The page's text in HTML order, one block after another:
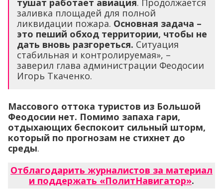
тушат работает авиация. Продолжается
заливка площадей для полной
ликвидации пожара. Основная задача –
это пеший обход территории, чтобы не
дать вновь разгореться. Ситуация
стабильная и контролируемая», –
заверил глава администрации Феодосии
Игорь Ткаченко.
Массового оттока туристов из Большой
Феодосии нет. Помимо запаха гари,
отдыхающих беспокоит сильный шторм,
который по прогнозам не стихнет до
среды.
Отблагодарить журналистов за материал
и поддержать «ПолитНавигатор».